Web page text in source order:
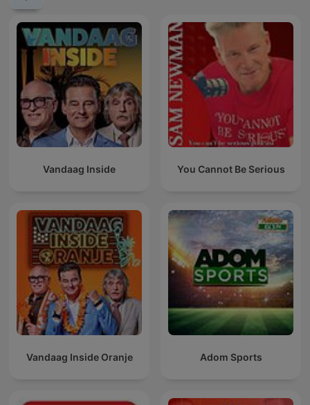
Vandaag Inside You Cannot Be Serious
Vandaag Inside Oranje Adom Sports